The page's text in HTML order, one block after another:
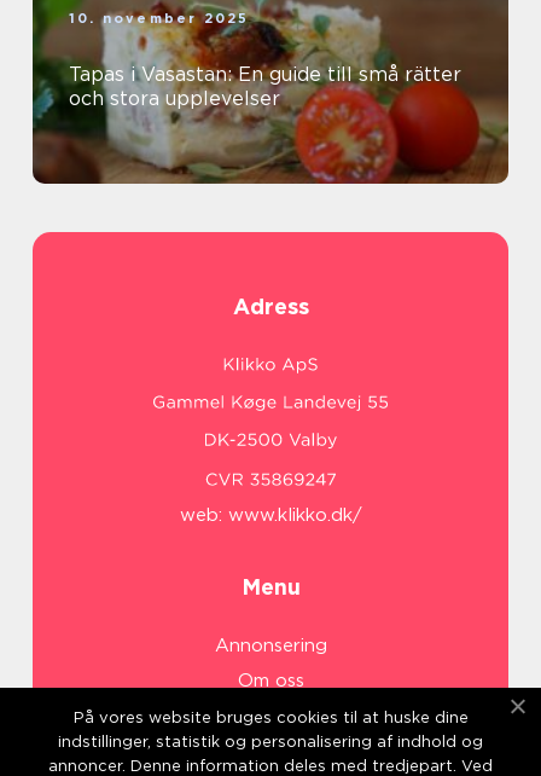
10. november 2025
Tapas i Vasastan: En guide till små rätter
och stora upplevelser
Adress
web: www.klikko.dk/
Menu
Annonsering
Om oss
Cookies
Kontakta oss
På vores website bruges cookies til at huske dine
indstillinger, statistik og personalisering af indhold og
annoncer. Denne information deles med tredjepart. Ved